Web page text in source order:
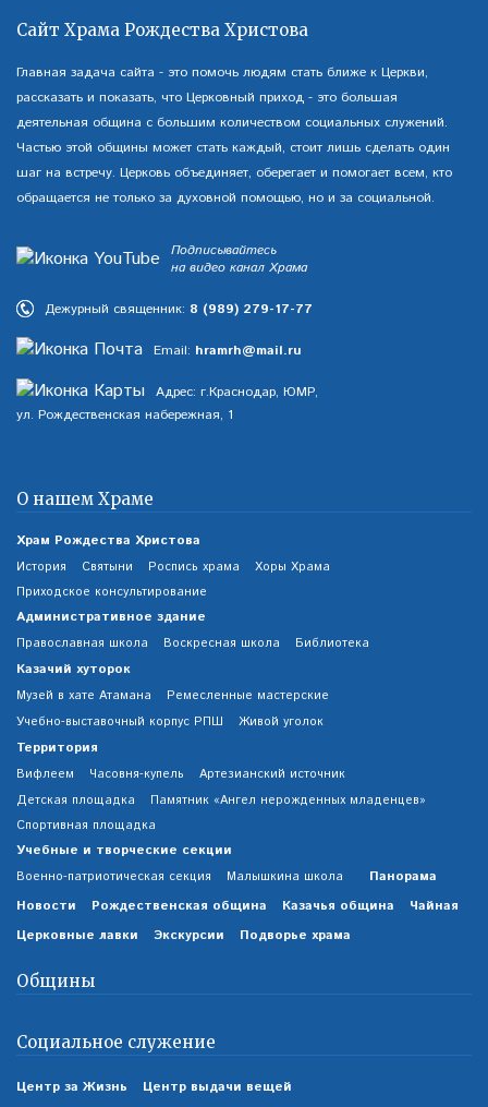
Сайт Храма Рождества Христова
Главная задача сайта - это помочь людям стать ближе к Церкви,
рассказать и показать, что Церковный приход - это большая
деятельная община с большим количеством социальных служений.
Частью этой общины может стать каждый, стоит лишь сделать один
шаг на встречу. Церковь объединяет, оберегает и помогает всем, кто
обращается не только за духовной помощью, но и за социальной.
Подписывайтесь
на видео канал Храма
Дежурный священник: 8 (989) 279-17-77
Email: hramrh@mail.ru
Адрес: г.Краснодар, ЮМР,
ул. Рождественская набережная, 1
О нашем Храме
Храм Рождества Христова
История Святыни Роспись храма
Хоры Храма
Приходское консультирование
Административное здание
Православная школа Воскресная школа Библиотека
Казачий хуторок
Музей в хате Атамана
Ремесленные мастерские
Учебно-выставочный корпус РПШ
Живой уголок
Территория
Вифлеем Часовня-купель
Артезианский источник
Детская площадка
Памятник «Ангел нерожденных младенцев»
Спортивная площадка
Учебные и творческие секции
Военно-патриотическая секция Малышкина школа
Панорама
Новости
Рождественская община Казачья община
Чайная
Церковные лавки
Экскурсии Подворье храма
Общины
Социальное служение
Центр за Жизнь Центр выдачи вещей